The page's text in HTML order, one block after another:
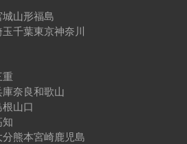
城山形福島
千葉東京神奈川
重
庫奈良和歌山
根山口
知
分熊本宮崎鹿児島